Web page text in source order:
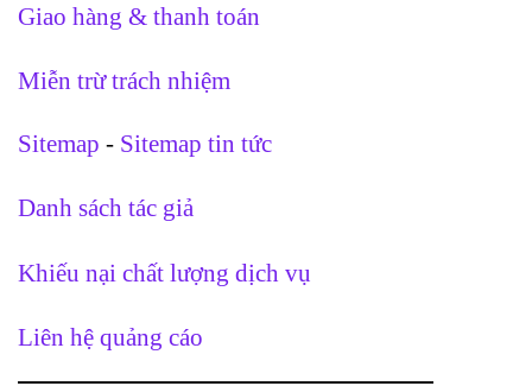
Giao hàng & thanh toán
Miễn trừ trách nhiệm
Sitemap - Sitemap tin tức
Danh sách tác giả
Khiếu nại chất lượng dịch vụ
Liên hệ quảng cáo